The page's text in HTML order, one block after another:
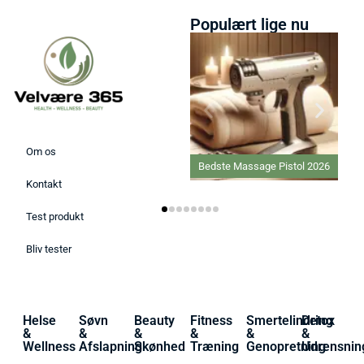
Om os
Kontakt
Test produkt
Bliv tester
Populært lige nu
Bedste Massage Pistol 2026
Helse
&
Wellness
Søvn
&
Afslapning
Beauty
&
Skønhed
Fitness
&
Træning
Smertelindring
&
Genopretning
Detox
&